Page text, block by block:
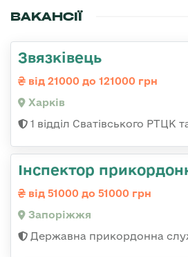
ВАКАНСІЇ
Звязківець
від 21000 до 121000 грн
Харків
1 відділ Сватівського РТЦК
Інспектор
від 51000 до 51000 грн
Запоріжжя
Державна прикордонна